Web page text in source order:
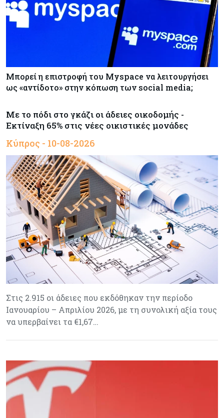
Μπορεί η επιστροφή του Myspace να λειτουργήσει
ως «αντίδοτο» στην κόπωση των social media;
Με το πόδι στο γκάζι οι άδειες οικοδομής -
Εκτίναξη 65% στις νέες οικιστικές μονάδες
Κύπρος - 10-08-2026
Στις 2.915 οι άδειες που εκδόθηκαν την περίοδο
Ιανουαρίου – Απριλίου 2026, με τη συνολική αξία τους
να υπερβαίνει τα €1,67…